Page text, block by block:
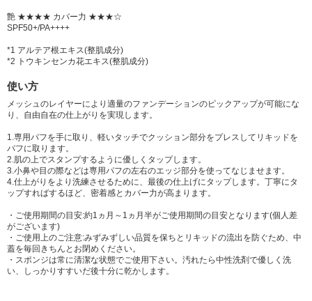
艶 ★★★★ カバー力 ★★★☆
SPF50+/PA++++
*1 アルテア根エキス(整肌成分)
*2 トウキンセンカ花エキス(整肌成分)
使い方
メッシュのレイヤーにより適量のファンデーションのピックアップが可能にな
り、自由自在の仕上がりを実現します。
1.専用パフを手に取り、軽いタッチでクッション部分をプレスしてリキッドを
パフに取ります。
2.肌の上でスタンプするように優しくタップします。
3.小鼻や目の際などは専用パフの左右のエッジ部分を使ってなじませます。
4.仕上がりをより洗練させるために、最後の仕上げにタップします。丁寧にタ
ップすればするほど、密着感とカバー力が高まります。
・ご使用期間の目安:約1ヵ月～1ヵ月半がご使用期間の目安となります(個人差
がございます)
・ご使用上のご注意:みずみずしい品質を保ちとリキッドの流出を防ぐため、中
蓋を毎回きちんとお閉めください。
・スポンジは常に清潔な状態でご使用下さい。汚れたら中性洗剤で優しく洗
い、しっかりすすいだ後十分に乾かします。